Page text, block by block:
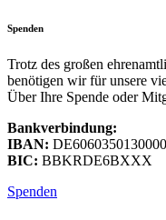
Spenden
Trotz des großen
benötigen wir für unsere
Über Ihre Spende oder
Bankverbindung:
IBAN:
BIC: BBKRDE6BXXX
Spenden